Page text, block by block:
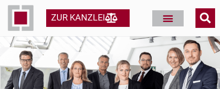
ZUR KANZLEI